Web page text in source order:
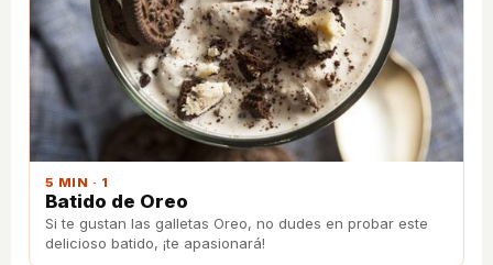
5 MIN · 1
Batido de Oreo
Si te gustan las galletas Oreo, no dudes en probar este
delicioso batido, ¡te apasionará!